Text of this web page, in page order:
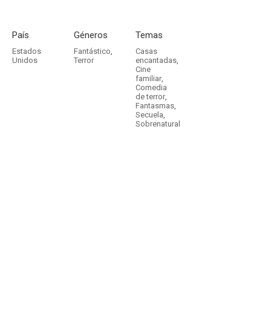
País
Estados
Unidos
Géneros
Fantástico,
Terror
Temas
Casas
encantadas,
Cine
familiar,
Comedia
de terror,
Fantasmas,
Secuela,
Sobrenatural